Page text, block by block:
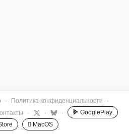
· Политика конфиденциальности
·
· · ·
GooglePlay
 MacOS